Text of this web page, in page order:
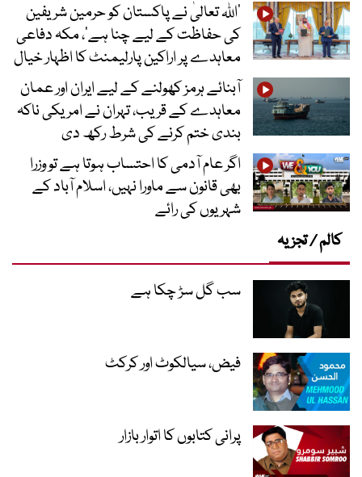
’اللہ تعالیٰ نے پاکستان کو حرمین شریفین
کی حفاظت کے لیے چنا ہے‘، مکہ دفاعی
معاہدے پر اراکین پارلیمنٹ کا اظہار خیال
آبنائے ہرمز کھولنے کے لیے ایران اور عمان
معاہدے کے قریب، تہران نے امریکی ناکہ
بندی ختم کرنے کی شرط رکھ دی
اگر عام آدمی کا احتساب ہوتا ہے تو وزرا
بھی قانون سے ماورا نہیں، اسلام آباد کے
شہریوں کی رائے
کالم / تجزیہ
سب گل سڑ چکا ہے
فیض، سیالکوٹ اور کرکٹ
پرانی کتابوں کا اتوار بازار